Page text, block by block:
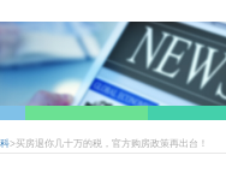
>买房退你几十万的税，官方购房政策再出台！